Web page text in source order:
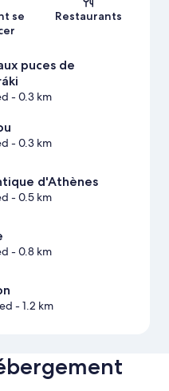
se
Restaurants
puces de
- 0.3 km
- 0.3 km
d'Athènes
- 0.5 km
- 0.8 km
- 1.2 km